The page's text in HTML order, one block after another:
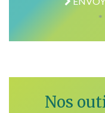
*
Nos